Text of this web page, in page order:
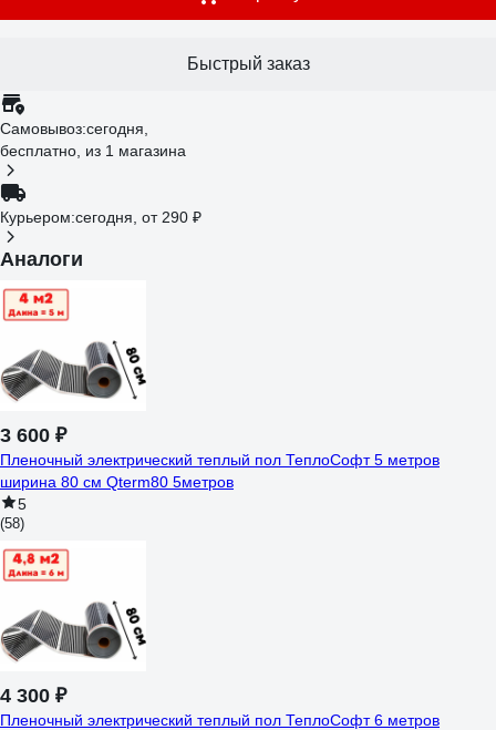
Быстрый заказ
Самовывоз:сегодня,
бесплатно , из 1 магазина
Курьером:сегодня, от 290 ₽
Аналоги
3 600 ₽
Пленочный электрический теплый пол ТеплоСофт 5 метров
ширина 80 см Qterm80 5метров
5
(58)
4 300 ₽
Пленочный электрический теплый пол ТеплоСофт 6 метров